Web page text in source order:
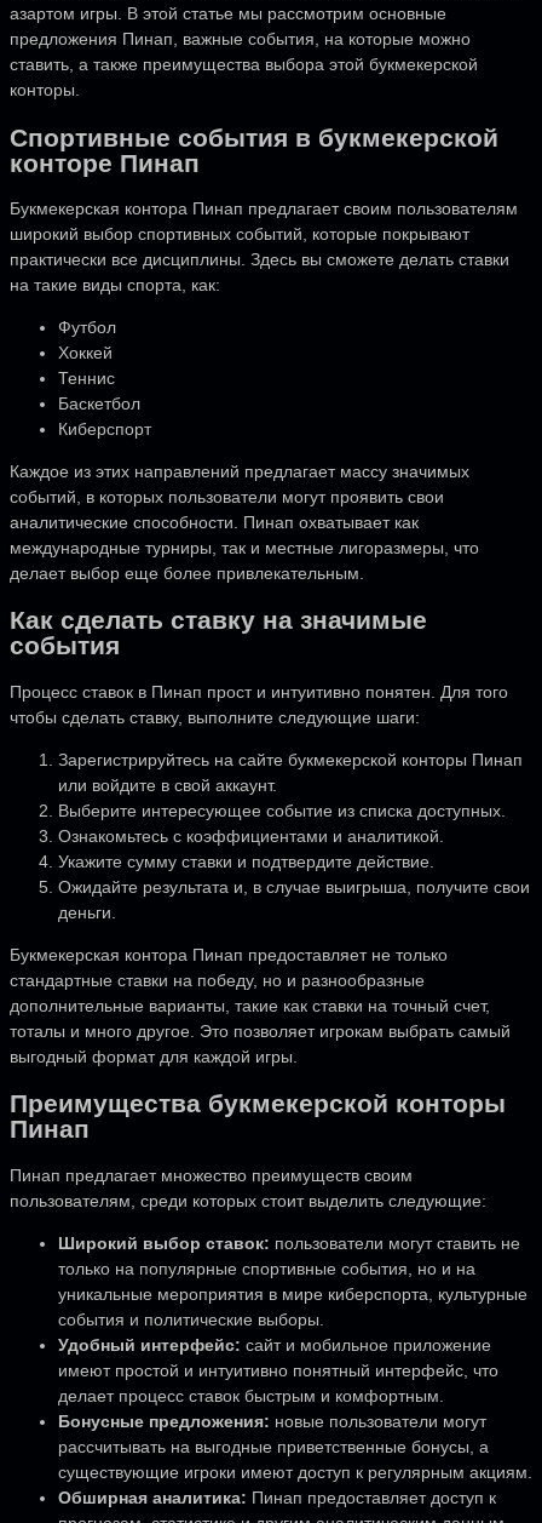
азартом игры. В этой статье мы рассмотрим основные
предложения Пинап, важные события, на которые можно
ставить, а также преимущества выбора этой букмекерской
конторы.
Спортивные события в букмекерской
конторе Пинап
Букмекерская контора Пинап предлагает своим пользователям
широкий выбор спортивных событий, которые покрывают
практически все дисциплины. Здесь вы сможете делать ставки
на такие виды спорта, как:
Футбол
Хоккей
Теннис
Баскетбол
Киберспорт
Каждое из этих направлений предлагает массу значимых
событий, в которых пользователи могут проявить свои
аналитические способности. Пинап охватывает как
международные турниры, так и местные лигоразмеры, что
делает выбор еще более привлекательным.
Как сделать ставку на значимые
события
Процесс ставок в Пинап прост и интуитивно понятен. Для того
чтобы сделать ставку, выполните следующие шаги:
Зарегистрируйтесь на сайте букмекерской конторы Пинап
или войдите в свой аккаунт.
Выберите интересующее событие из списка доступных.
Ознакомьтесь с коэффициентами и аналитикой.
Укажите сумму ставки и подтвердите действие.
Ожидайте результата и, в случае выигрыша, получите свои
деньги.
Букмекерская контора Пинап предоставляет не только
стандартные ставки на победу, но и разнообразные
дополнительные варианты, такие как ставки на точный счет,
тоталы и много другое. Это позволяет игрокам выбрать самый
выгодный формат для каждой игры.
Преимущества букмекерской конторы
Пинап
Пинап предлагает множество преимуществ своим
пользователям, среди которых стоит выделить следующие:
Широкий выбор ставок: пользователи могут ставить не
только на популярные спортивные события, но и на
уникальные мероприятия в мире киберспорта, культурные
события и политические выборы.
Удобный интерфейс: сайт и мобильное приложение
имеют простой и интуитивно понятный интерфейс, что
делает процесс ставок быстрым и комфортным.
Бонусные предложения: новые пользователи могут
рассчитывать на выгодные приветственные бонусы, а
существующие игроки имеют доступ к регулярным акциям.
Обширная аналитика: Пинап предоставляет доступ к